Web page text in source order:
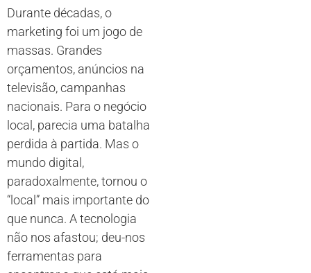
Durante décadas, o
marketing foi um jogo de
massas. Grandes
orçamentos, anúncios na
televisão, campanhas
nacionais. Para o negócio
local, parecia uma batalha
perdida à partida. Mas o
mundo digital,
paradoxalmente, tornou o
“local” mais importante do
que nunca. A tecnologia
não nos afastou; deu-nos
ferramentas para